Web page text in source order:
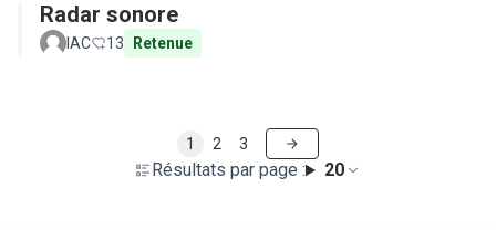
Radar sonore
IAC 13 Retenue
Résultats par page : 20
1 2 3